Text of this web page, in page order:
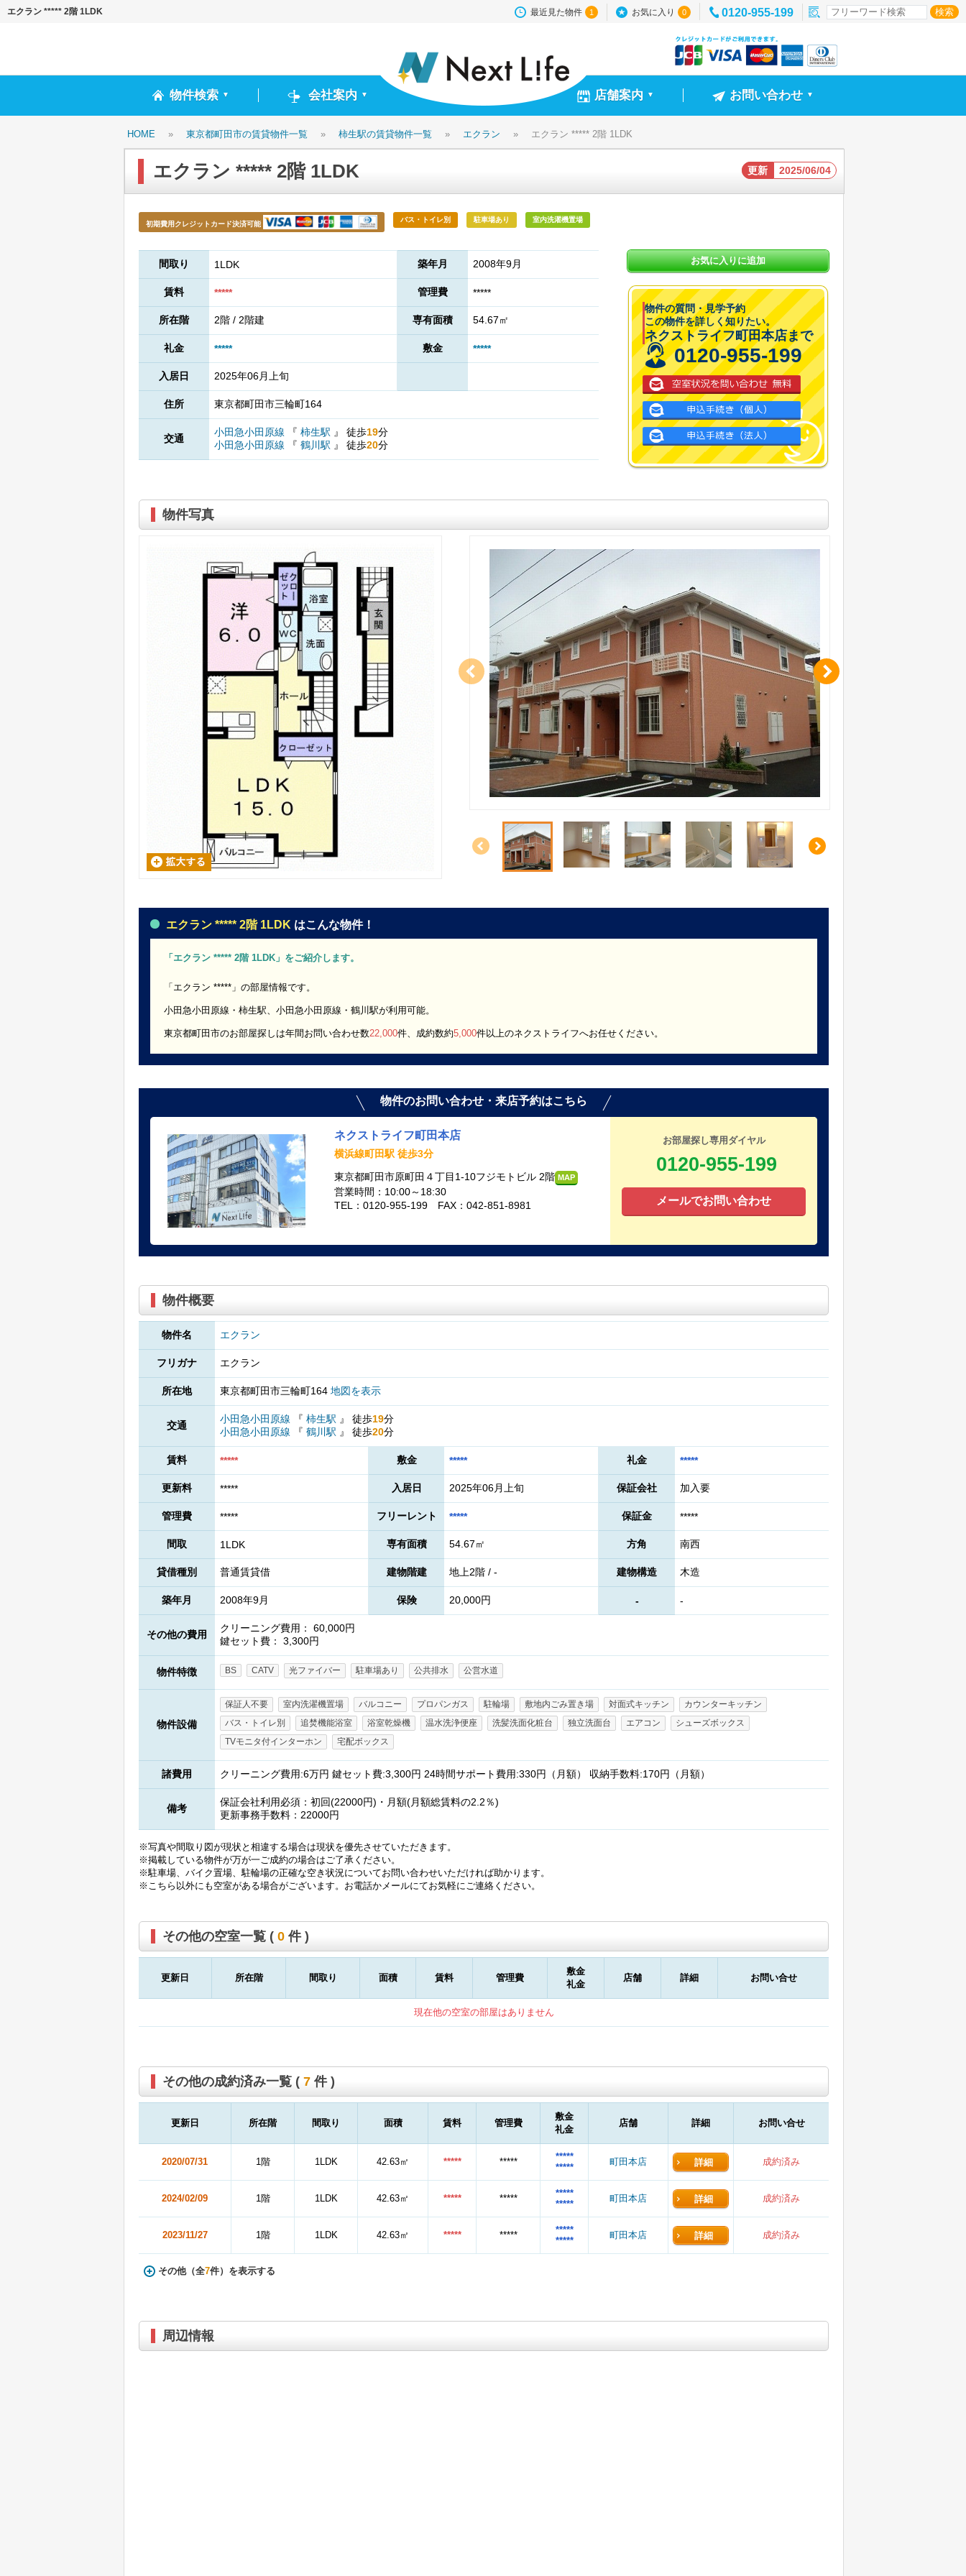
エクラン ***** 2階 1LDK 最近見た物件 1 お気に入り 0 0120-955-199
物件検索 ▼ 会社案内 ▼ 店舗案内 ▼ お問い合わせ ▼
HOME » 東京都町田市の賃貸物件一覧 » 柿生駅の賃貸物件一覧 » エクラン » エクラン ***** 2階 1LDK
エクラン ***** 2階 1LDK 更新 2025/06/04
初期費用クレジットカード決済可能
バス・トイレ別 駐車場あり 室内洗濯機置場
間取り 1LDK 築年月 2008年9月
賃料 ***** 管理費 *****
所在階 2階 / 2階建 専有面積 54.67㎡
礼金 ***** 敷金 *****
入居日 2025年06月上旬
住所 東京都町田市三輪町164
交通
小田急小田原線 『 柿生駅 』 徒歩19分
小田急小田原線
『 鶴川駅 』 徒歩20分
お気に入りに追加
物件の質問・見学予約
この物件を詳しく知りたい。
ネクストライフ町田本店まで
0120-955-199
物件写真
エクラン ***** 2階 1LDK はこんな物件！
「エクラン ***** 2階 1LDK」をご紹介します。
「エクラン *****」の部屋情報です。
小田急小田原線・柿生駅、小田急小田原線・鶴川駅が利用可能。
東京都町田市のお部屋探しは年間お問い合わせ数22,000件、成約数約5,000件以上のネクストライフへお任せください。
物件のお問い合わせ・来店予約はこちら
ネクストライフ町田本店
横浜線町田駅 徒歩3分
東京都町田市原町田４丁目1-10フジモトビル 2階 MAP
営業時間：10:00～18:30
TEL：0120-955-199 FAX：042-851-8981
お部屋探し専用ダイヤル
0120-955-199
メールでお問い合わせ
物件概要
物件名 エクラン
フリガナ エクラン
所在地 東京都町田市三輪町164 地図を表示
交通
小田急小田原線 『 柿生駅 』 徒歩19分
小田急小田原線
『 鶴川駅 』 徒歩20分
賃料 ***** 敷金 ***** 礼金 *****
更新料 ***** 入居日 2025年06月上旬 保証会社 加入要
管理費 ***** フリーレント ***** 保証金 *****
間取 1LDK 専有面積 54.67㎡ 方角 南西
貸借種別 普通賃貸借 建物階建 地上2階 / - 建物構造 木造
築年月 2008年9月 保険 20,000円 - -
その他の費用
クリーニング費用： 60,000円
鍵セット費： 3,300円
物件特徴 BS CATV 光ファイバー 駐車場あり 公共排水 公営水道
物件設備
保証人不要 室内洗濯機置場 バルコニー プロパンガス 駐輪場 敷地内ごみ置き場 対面式キッチン
カウンターキッチン
バス・トイレ別
追焚機能浴室 浴室乾燥機 温水洗浄便座 洗髪洗面化粧台 独立洗面台 エアコン
シューズボックス
TVモニタ付インターホン
宅配ボックス
諸費用 クリーニング費用:6万円 鍵セット費:3,300円 24時間サポート費用:330円（月額） 収納手数料:170円（月額）
備考
保証会社利用必須：初回(22000円)・月額(月額総賃料の2.2％)
更新事務手数料：22000円
※写真や間取り図が現状と相違する場合は現状を優先させていただきます。
※掲載している物件が万が一ご成約の場合はご了承ください。
※駐車場、バイク置場、駐輪場の正確な空き状況についてお問い合わせいただければ助かります。
※こちら以外にも空室がある場合がございます。お電話かメールにてお気軽にご連絡ください。
その他の空室一覧 ( 0 件 )
更新日 所在階 間取り 面積 賃料 管理費
敷金
礼金
店舗 詳細 お問い合せ
現在他の空室の部屋はありません
その他の成約済み一覧 ( 7 件 )
更新日 所在階 間取り 面積 賃料 管理費
敷金
礼金
店舗 詳細 お問い合せ
2020/07/31 1階 1LDK 42.63㎡ ***** *****
*****
*****
町田本店 詳細 成約済み
2024/02/09 1階 1LDK 42.63㎡ ***** *****
*****
*****
町田本店 詳細 成約済み
2023/11/27 1階 1LDK 42.63㎡ ***** *****
*****
*****
町田本店 詳細 成約済み
その他（全7件）を表示する
周辺情報